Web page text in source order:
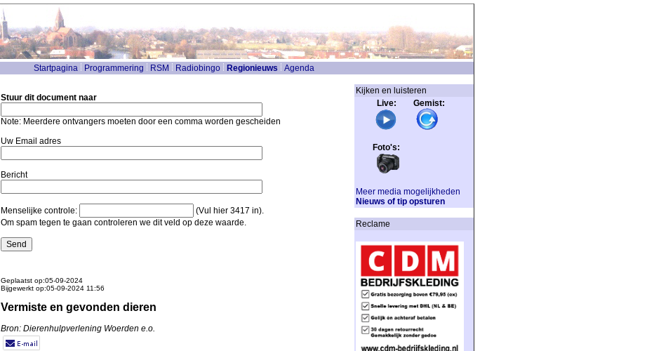
Startpagina Programmering RSM Radiobingo Regionieuws Agenda
Stuur dit document naar
Note: Meerdere ontvangers moeten door een comma worden gescheiden
Uw Email adres
Bericht
Menselijke controle:
(Vul hier 3417 in).
Om spam tegen te gaan controleren we dit veld op deze waarde.
Geplaatst op:05-09-2024
Bijgewerkt op:05-09-2024 11:56
Vermiste en gevonden dieren
Bron: Dierenhulpverlening Woerden e.o.
Kijken en luisteren
Live: Gemist:
Foto's:
Meer media mogelijkheden
Nieuws of tip opsturen
Reclame